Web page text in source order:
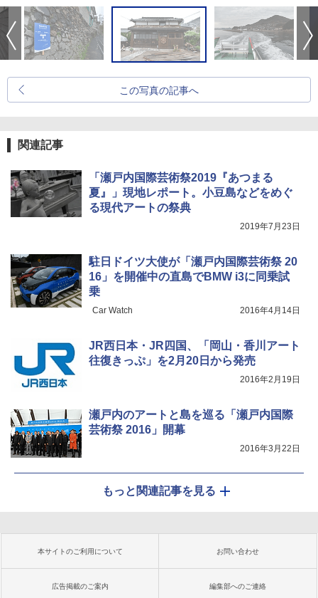
この写真の記事へ
関連記事
「瀬戸内国際芸術祭2019『あつまる
夏』」現地レポート。小豆島などをめぐ
る現代アートの祭典
2019年7月23日
駐日ドイツ大使が「瀬戸内国際芸術祭 20
16」を開催中の直島でBMW i3に同乗試
乗
Car Watch 2016年4月14日
JR西日本・JR四国、「岡山・香川アート
往復きっぷ」を2月20日から発売
2016年2月19日
瀬戸内のアートと島を巡る「瀬戸内国際
芸術祭 2016」開幕
2016年3月22日
もっと関連記事を見る
本サイトのご利用について お問い合わせ
広告掲載のご案内 編集部へのご連絡